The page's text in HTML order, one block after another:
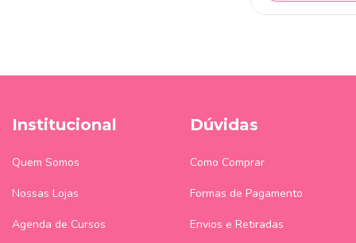
Institucional
Quem Somos
Nossas Lojas
Agenda de Cursos
Dúvidas
Como Comprar
Formas de Pagamento
Envios e Retiradas